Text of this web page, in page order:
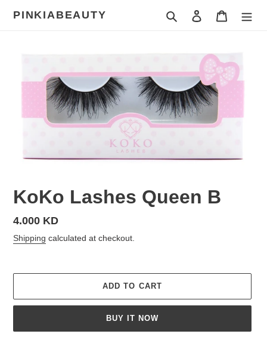
PINKIABEAUTY Search Log in Cart
KoKo Lashes Queen B
Regular
price
4.000 KD
Shipping calculated at checkout.
ADD TO CART
BUY IT NOW